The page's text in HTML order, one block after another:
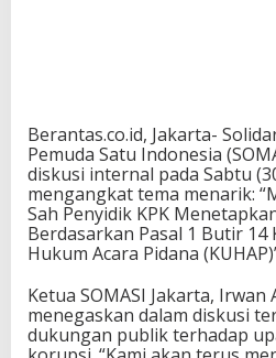
Berantas.co.id, Jakarta-
Pemuda Satu Indonesia
diskusi internal pada Sabtu
mengangkat tema menarik:
Sah Penyidik KPK
Berdasarkan Pasal 1 Butir
Hukum Acara Pidana
Ketua SOMASI Jakarta, Irwan
menegaskan dalam diskusi
dukungan publik terhadap